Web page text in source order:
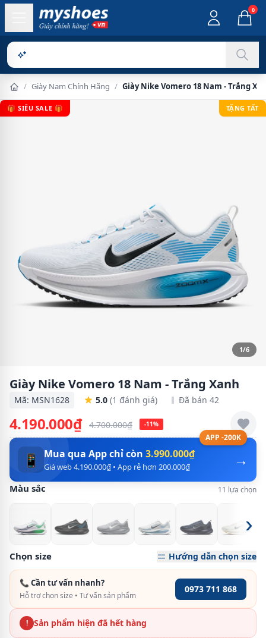
0
Sản phẩm ch
/ Giày Nam Chính Hãng / Giày Nike Vomero 18 Nam - Trắng
🎁 SIÊU SALE 🎁 TẶNG TẤT
1/6
Giày Nike Vomero 18 Nam - Trắng Xanh
Mã: MSN1628 5.0 (1 đánh giá) Đã bán 42
4.190.000₫ 4.700.000₫ -11%
APP -200K
→
📱 Mua qua App chỉ còn 3.990.000₫
Giá web 4.190.000₫ • App rẻ hơn 200.000₫
Màu sắc 11 lựa chọn
›
Chọn size Hướng dẫn chọn size
📞 Cần tư vấn nhanh?
Hỗ trợ chọn size • Tư vấn sản phẩm
0973 711 868
! Sản phẩm hiện đã hết hàng